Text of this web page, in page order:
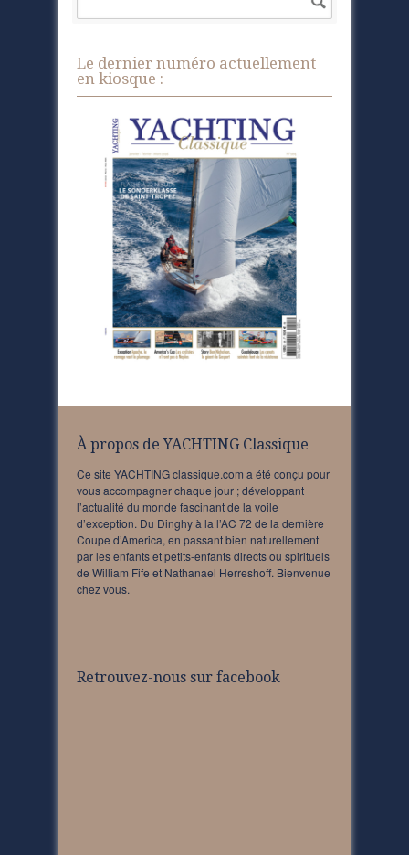
Le dernier numéro actuellement
en kiosque :
À propos de YACHTING Classique
Ce site YACHTING classique.com a été conçu pour
vous accompagner chaque jour ; développant
l’actualité du monde fascinant de la voile
d’exception. Du Dinghy à la l’AC 72 de la dernière
Coupe d’America, en passant bien naturellement
par les enfants et petits-enfants directs ou spirituels
de William Fife et Nathanael Herreshoff. Bienvenue
chez vous.
Retrouvez-nous sur facebook